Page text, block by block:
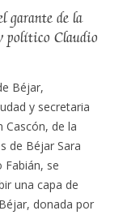
garante de la
político Claudio
Béjar,
y secretaria
Cascón, de la
de Béjar Sara
Fabián, se
una capa de
donada por